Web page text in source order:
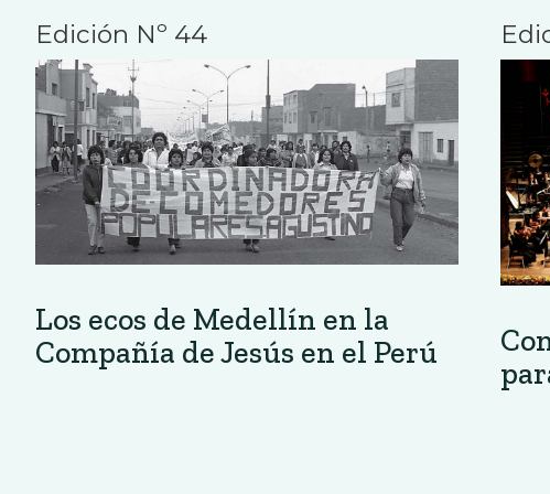
Edición Nº 44
Los ecos de Medellín en la
Compañía de Jesús en el Perú